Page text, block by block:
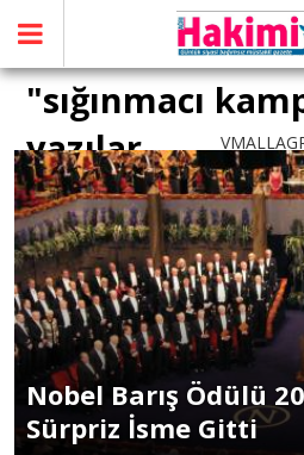
"sığınmacı
yazılar
Nobel Barış Ödülü
Sürpriz İsme Gitti